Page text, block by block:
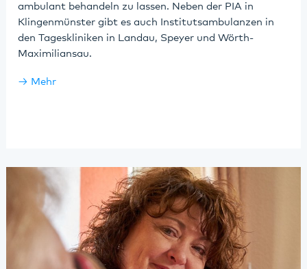
ambulant behandeln zu lassen. Neben der PIA in
Klingenmünster gibt es auch Institutsambulanzen in
den Tageskliniken in Landau, Speyer und Wörth-
Maximiliansau.
Mehr